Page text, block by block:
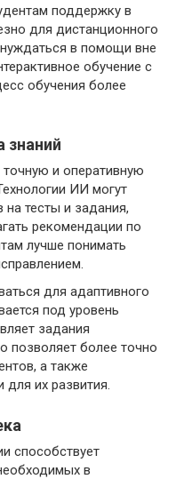
поддержку в
для дистанционного
в помощи вне
обучение с
обучения более
знаний
и оперативную
ИИ могут
на тесты и задания,
рекомендации по
лучше понимать
для адаптивного
под уровень
задания
позволяет более точно
а также
для их развития.
способствует
в